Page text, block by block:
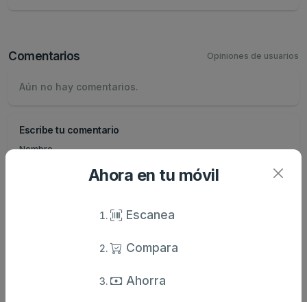
Comentarios Opiniones de usuarios
Aún no hay comentarios.
Escribe tu comentario
Nombre
Ahora en tu móvil
Escanea
Compara
Ahorra